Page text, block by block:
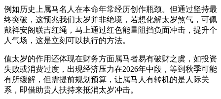
例如历史上属马名人在本命年常经历创作瓶颈。但通过坚持最
终突破，这预兆我们太岁并非绝境，若想化解太岁煞气，可佩
戴祥安阁联吉红绳，马上通过红色能量阻挡负面冲击，提升个
人气场，这是立刻可以执行的方法。
值太岁的作用还体现在财务方面属马者易有破财之虞，如投资
失败或消费过度，出现经济压力在2026年中段，等到秋季可能
有所缓解，但需提前规划预算，让属马人有转机的是人际关
系，即借助贵人扶持来抵消太岁冲击。